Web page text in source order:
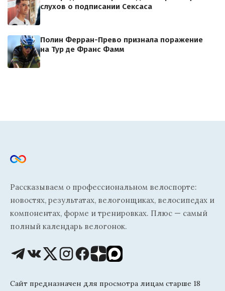
слухов о подписании Сексаса
Полин Ферран-Прево признала поражение
на Тур де Франс Фамм
Рассказываем о профессиональном велоспорте:
новостях, результатах, велогонщиках, велосипедах и
компонентах, форме и тренировках. Плюс — самый
полный календарь велогонок.
Сайт предназначен для просмотра лицам старше 18